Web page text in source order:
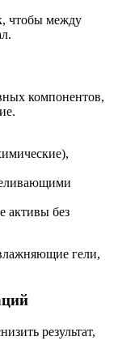
чтобы между
компонентов,
активы без
гели,
результат,